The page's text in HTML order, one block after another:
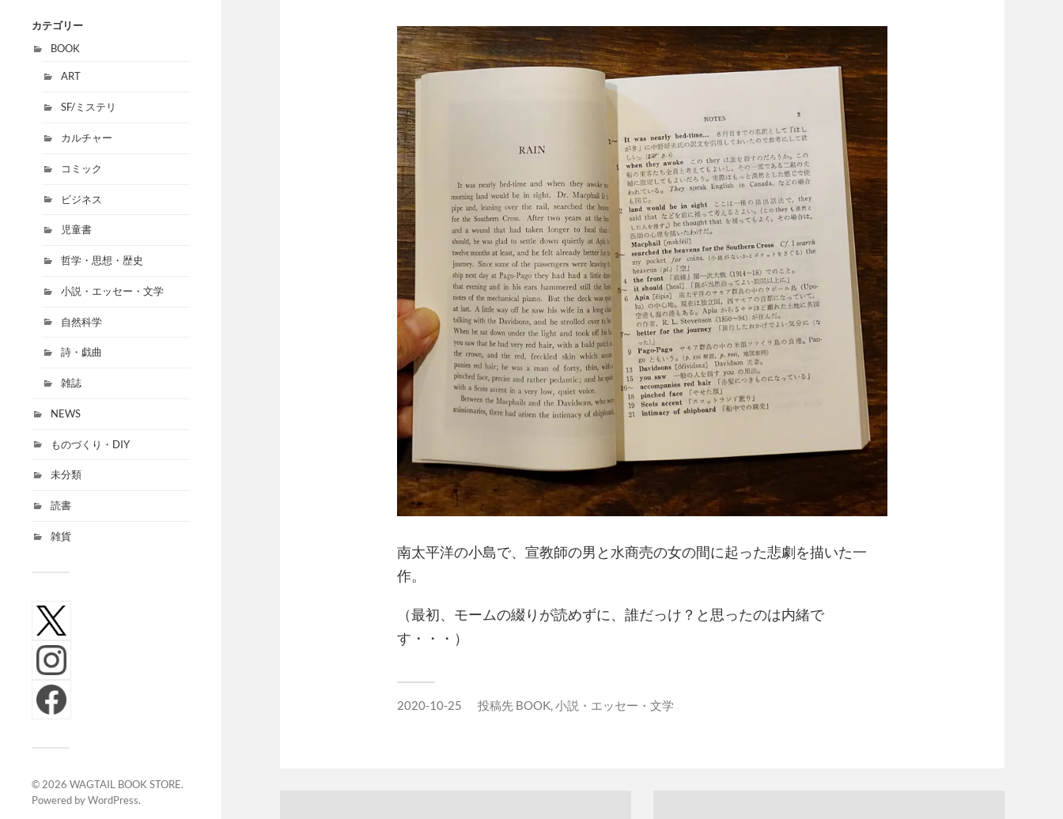
カテゴリー
BOOK
ART
SF/ミステリ
カルチャー
コミック
ビジネス
児童書
哲学・思想・歴史
小説・エッセー・文学
自然科学
詩・戯曲
雑誌
NEWS
ものづくり・DIY
未分類
読書
雑貨
© 2026 WAGTAIL BOOK STORE.
Powered byWordPress.
南太平洋の小島で、宣教師の男と水商売の女の間に起った悲劇を描いた一
作。
（最初、モームの綴りが読めずに、誰だっけ？と思ったのは内緒で
す・・・）
2020-10-25 投稿先 BOOK,小説・エッセー・文学